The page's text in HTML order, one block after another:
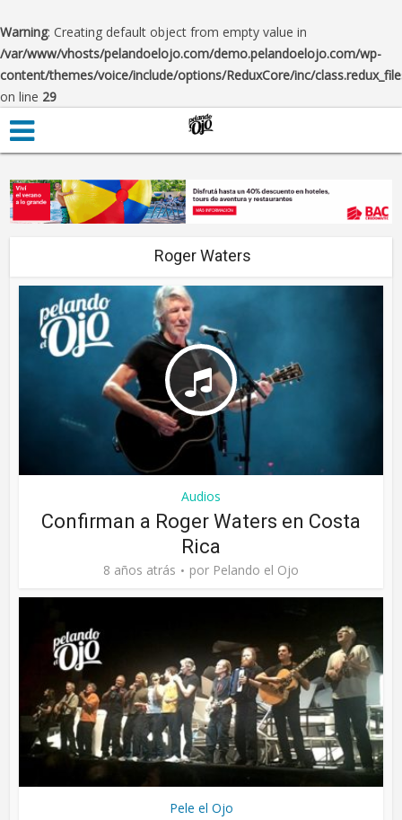
Warning: Creating default object from empty value in
/var/www/vhosts/pelandoelojo.com/demo.pelandoelojo.com/wp-
content/themes/voice/include/options/ReduxCore/inc/
on line 29
Roger Waters
Audios
Confirman a Roger Waters en Costa
Rica
8 años atrás por Pelando el Ojo
Pele el Ojo